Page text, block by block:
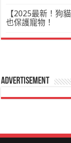
【2025最新！狗
也保護寵物！
Advertisement